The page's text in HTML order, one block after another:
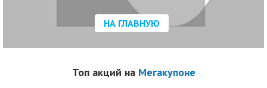
НА ГЛАВНУЮ
Топ акций на Мегакупоне